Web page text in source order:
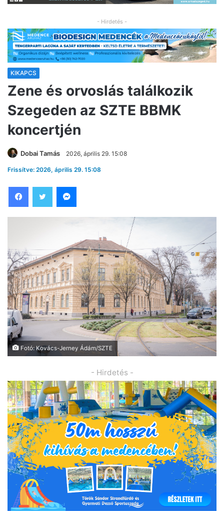
- Hirdetés -
KIKAPCS
Zene és orvoslás találkozik
Szegeden az SZTE BBMK
koncertjén
Dobai Tamás 2026, április 29. 15:08
Frissítve: 2026, április 29. 15:08
Fotó: Kovács-Jerney Ádám/SZTE
- Hirdetés -